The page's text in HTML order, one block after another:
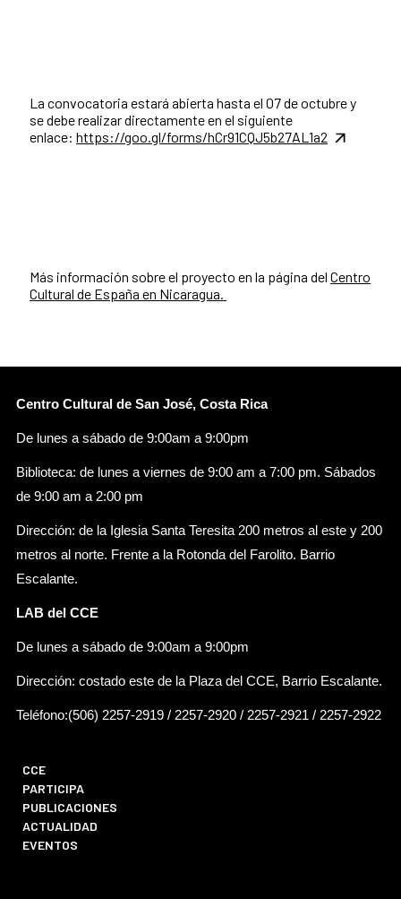
La convocatoria estará abierta hasta el 07 de octubre y
se debe realizar directamente en el siguiente
enlace: https://goo.gl/forms/hCr91CQJ5b27AL1a2
Más información sobre el proyecto en la página del Centro
Cultural de España en Nicaragua.
Centro Cultural de San José, Costa Rica
De lunes a sábado de 9:00am a 9:00pm
Biblioteca: de lunes a viernes de 9:00 am a 7:00 pm. Sábados
de 9:00 am a 2:00 pm
Dirección: de la Iglesia Santa Teresita 200 metros al este y 200
metros al norte. Frente a la Rotonda del Farolito. Barrio
Escalante.
LAB del CCE
De lunes a sábado de 9:00am a 9:00pm
Dirección: costado este de la Plaza del CCE, Barrio Escalante.
Teléfono:(506) 2257-2919 / 2257-2920 / 2257-2921 / 2257-2922
CCE
PARTICIPA
PUBLICACIONES
ACTUALIDAD
EVENTOS